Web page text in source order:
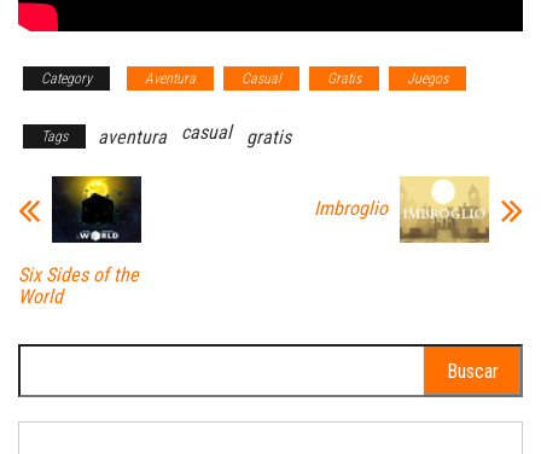
Category Aventura Casual Gratis Juegos
Tags aventura casual gratis
Six Sides of the
World
Imbroglio